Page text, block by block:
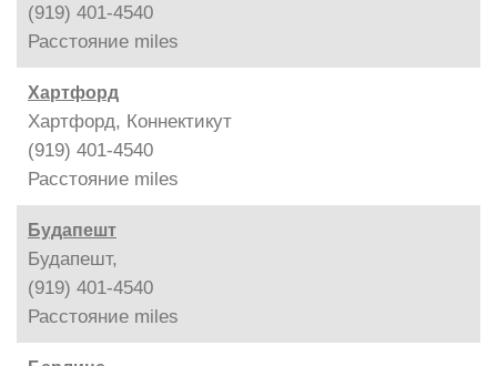
(919) 401-4540
Расстояние miles
Хартфорд
Хартфорд, Коннектикут
(919) 401-4540
Расстояние miles
Будапешт
Будапешт,
(919) 401-4540
Расстояние miles